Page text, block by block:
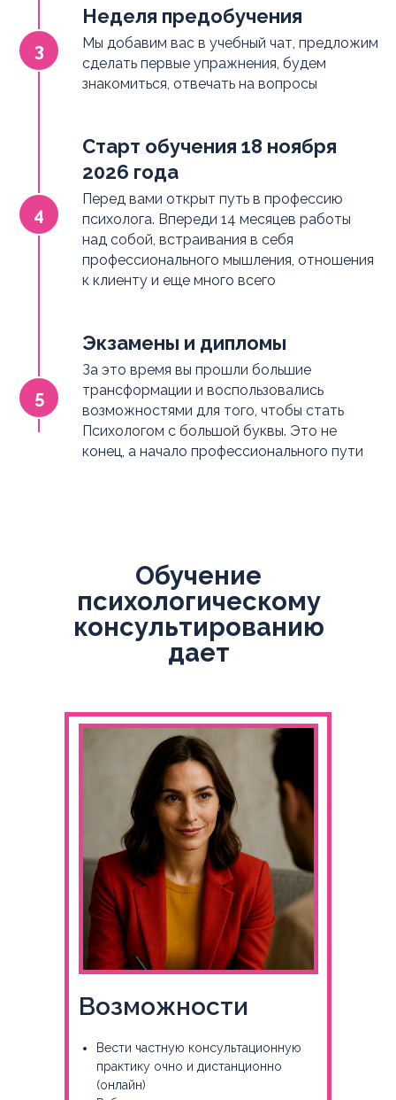
Неделя предобучения
Мы добавим вас в учебный чат, предложим
сделать первые упражнения, будем
знакомиться, отвечать на вопросы
Старт обучения 18 ноября
2026 года
Перед вами открыт путь в профессию
психолога. Впереди 14 месяцев работы
над собой, встраивания в себя
профессионального мышления, отношения
к клиенту и еще много всего
Экзамены и дипломы
За это время вы прошли большие
трансформации и воспользовались
возможностями для того, чтобы стать
Психологом с большой буквы. Это не
конец, а начало профессионального пути
Обучение
психологическому
консультированию
дает
Возможности
Вести частную консультационную
практику очно и дистанционно
(онлайн)